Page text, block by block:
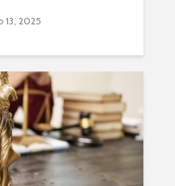
13, 2025